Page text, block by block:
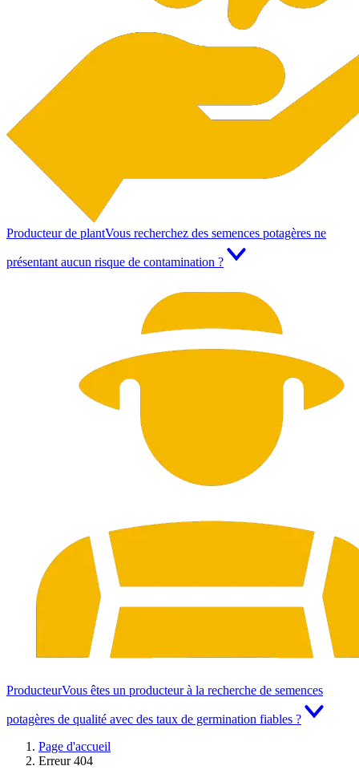
Producteur de plantVous recherchez des semences potagères ne
présentant aucun risque de contamination ?
ProducteurVous êtes un producteur à la recherche de semences
potagères de qualité avec des taux de germination fiables ?
Page d'accueil
Erreur 404